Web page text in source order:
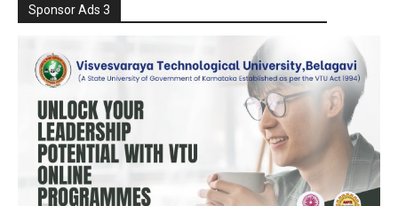
Sponsor Ads 3